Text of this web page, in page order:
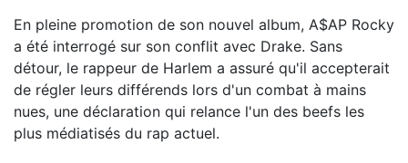
En pleine promotion de son nouvel album, A$AP Rocky
a été interrogé sur son conflit avec Drake. Sans
détour, le rappeur de Harlem a assuré qu'il accepterait
de régler leurs différends lors d'un combat à mains
nues, une déclaration qui relance l'un des beefs les
plus médiatisés du rap actuel.